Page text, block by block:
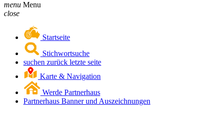
menu Menu
close
Startseite
Stichwortsuche
suchen zurück letzte seite
Karte & Navigation
Werde Partnerhaus
Partnerhaus Banner und Auszeichnungen